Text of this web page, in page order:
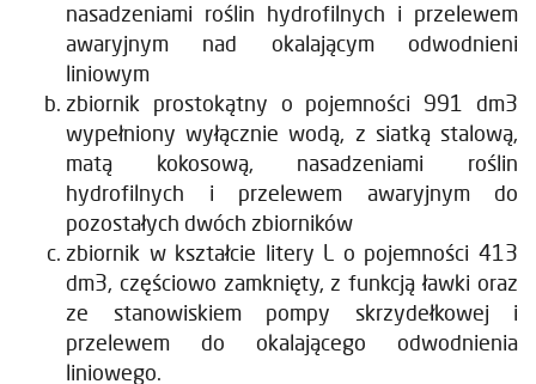
nasadzeniami roślin hydrofilnych i przelewem
awaryjnym nad okalającym odwodnieni
liniowym
zbiornik prostokątny o pojemności 991 dm3
wypełniony wyłącznie wodą, z siatką stalową,
matą kokosową, nasadzeniami roślin
hydrofilnych i przelewem awaryjnym do
pozostałych dwóch zbiorników
zbiornik w kształcie litery L o pojemności 413
dm3, częściowo zamknięty, z funkcją ławki oraz
ze stanowiskiem pompy skrzydełkowej i
przelewem do okalającego odwodnienia
liniowego.